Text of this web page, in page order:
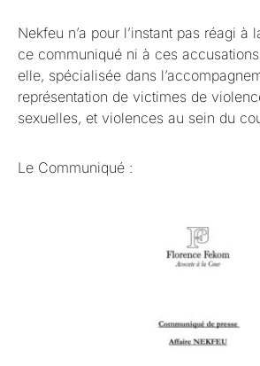
Nekfeu n’a pour l’instant pas réagi à
ce communiqué ni à ces
elle, spécialisée dans
représentation de victimes de
sexuelles, et violences au sein du
Le Communiqué :